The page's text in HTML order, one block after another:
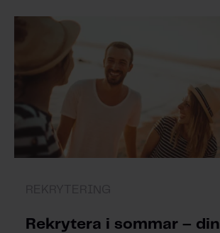
Rekrytera i sommar – din